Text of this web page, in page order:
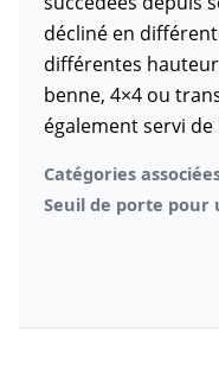
décliné en
différentes
benne, 4×4 ou
également servi
Catégories
Seuil de porte pour